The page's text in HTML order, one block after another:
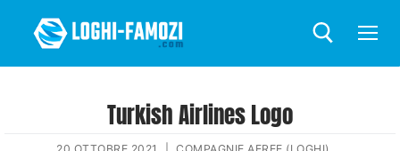
Turkish Airlines Logo
20 OTTOBRE 2021 COMPAGNIE AEREE (LOGHI)